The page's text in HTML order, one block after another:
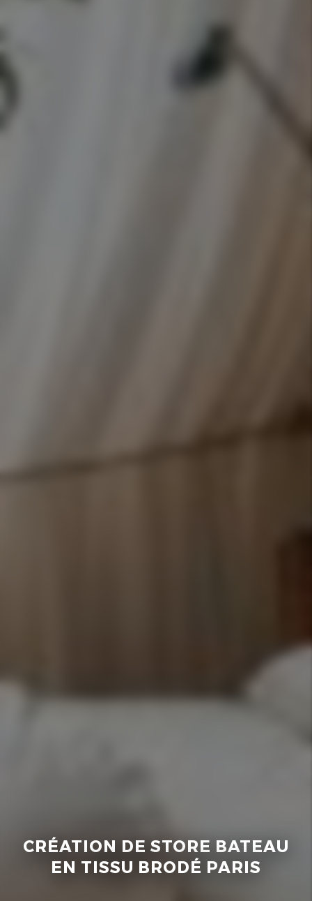
CRÉATION DE STORE BATEAU
EN TISSU BRODÉ PARIS